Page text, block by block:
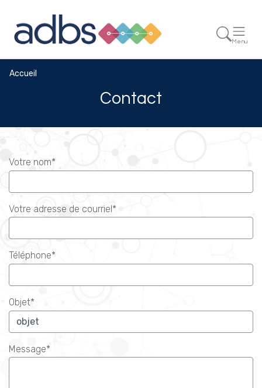
Menu
Accueil
Contact
Votre nom*
Votre adresse de courriel*
Téléphone*
Objet*
Message*